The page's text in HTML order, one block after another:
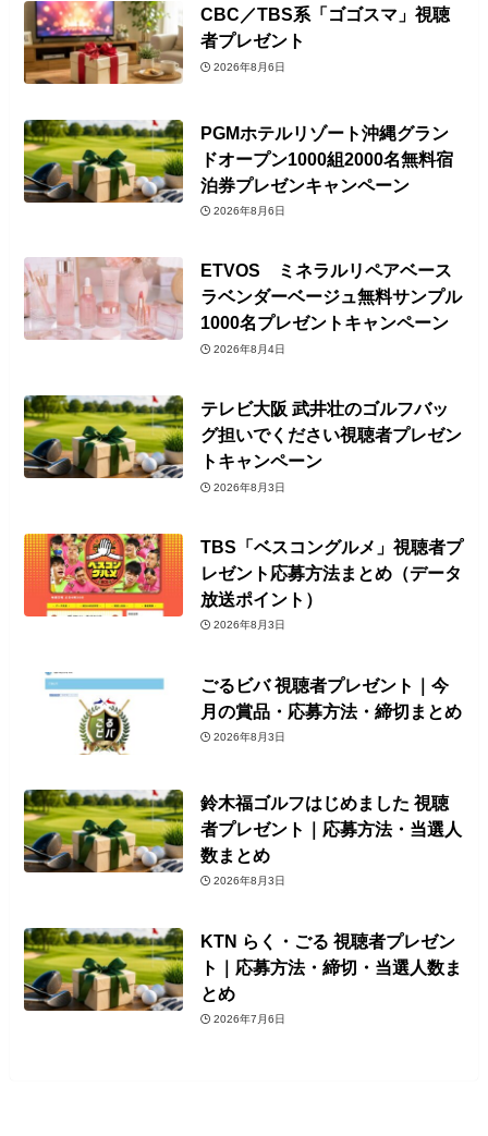
CBC／TBS系「ゴゴスマ」視聴
者プレゼント
2026年8月6日
PGMホテルリゾート沖縄グラン
ドオープン1000組2000名無料宿
泊券プレゼンキャンペーン
2026年8月6日
ETVOS ミネラルリペアベース
ラベンダーベージュ無料サンプル
1000名プレゼントキャンペーン
2026年8月4日
テレビ大阪 武井壮のゴルフバッ
グ担いでください視聴者プレゼン
トキャンペーン
2026年8月3日
TBS「ベスコングルメ」視聴者プ
レゼント応募方法まとめ（データ
放送ポイント）
2026年8月3日
ごるビバ 視聴者プレゼント｜今
月の賞品・応募方法・締切まとめ
2026年8月3日
鈴木福ゴルフはじめました 視聴
者プレゼント｜応募方法・当選人
数まとめ
2026年8月3日
KTN らく・ごる 視聴者プレゼン
ト｜応募方法・締切・当選人数ま
とめ
2026年7月6日